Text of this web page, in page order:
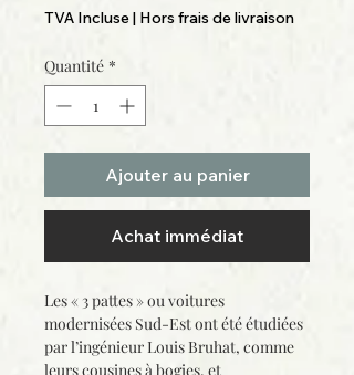
TVA Incluse| Hors frais de livraison
Quantité *
Ajouter au panier
Achat immédiat
Les « 3 pattes » ou voitures
modernisées Sud-Est ont été étudiées
par l’ingénieur Louis Bruhat, comme
leurs cousines à bogies, et